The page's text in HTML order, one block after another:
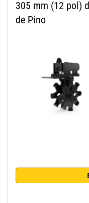
305 mm (12 pol)
de Pino